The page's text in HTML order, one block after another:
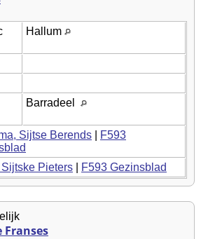
Hallum
Barradeel
Sijtse Berends
F593
Sijtske Pieters F593 Gezinsblad